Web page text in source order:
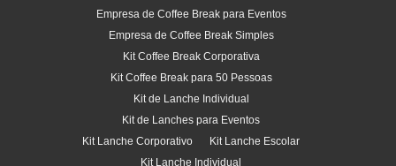
Empresa de Coffee Break para Eventos
Empresa de Coffee Break Simples
Kit Coffee Break Corporativa
Kit Coffee Break para 50 Pessoas
Kit de Lanche Individual
Kit de Lanches para Eventos
Kit Lanche Corporativo
Kit Lanche Escolar
Kit Lanche Individual